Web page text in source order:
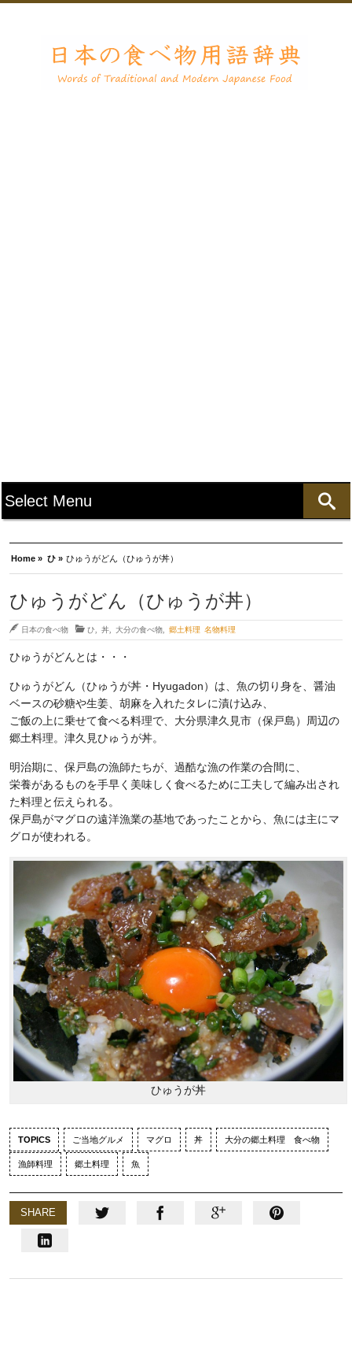
Home » ひ » ひゅうがどん（ひゅうが丼）
ひゅうがどん（ひゅうが丼）
日本の食べ物 ひ 丼 大分の食べ物 郷土料理 名物料理
ひゅうがどんとは・・・
ひゅうがどん（ひゅうが丼・Hyugadon）は、魚の切り身を、醤油
ベースの砂糖や生姜、胡麻を入れたタレに漬け込み、
ご飯の上に乗せて食べる料理で、大分県津久見市（保戸島）周辺の
郷土料理。津久見ひゅうが丼。
明治期に、保戸島の漁師たちが、過酷な漁の作業の合間に、
栄養があるものを手早く美味しく食べるために工夫して編み出され
た料理と伝えられる。
保戸島がマグロの遠洋漁業の基地であったことから、魚には主にマ
グロが使われる。
ひゅうが丼
TOPICS ご当地グルメ マグロ 丼 大分の郷土料理 食べ物
漁師料理 郷土料理 魚
SHARE